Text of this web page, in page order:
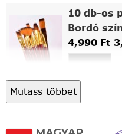
10 db-os
Bordó
4,990Ft
Asztali fa
Mutass többet